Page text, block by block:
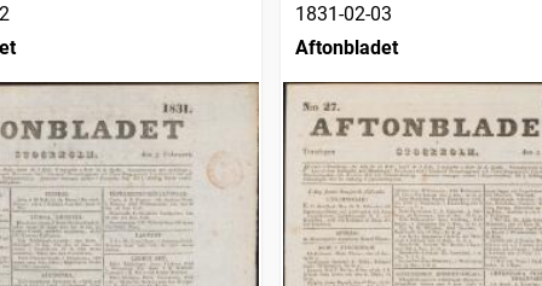
1831-02-03
Aftonbladet